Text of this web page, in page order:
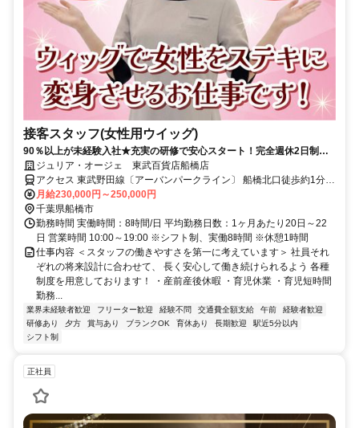
接客スタッフ(女性用ウイッグ)
90％以上が未経験入社★充実の研修で安心スタート！完全週休2日制！
残業ほぼなし！働きやすさ抜群の環境です
ジュリア・オージェ 東武百貨店船橋店
アクセス 東武野田線〔アーバンパークライン〕 船橋北口徒歩約1分、
ＪＲ総武本線 船橋北口徒歩約1分、京成本線 京成船橋東口徒歩約4分
月給230,000円～250,000円
千葉県船橋市
勤務時間 実働時間：8時間/日 平均勤務日数：1ヶ月あたり20日～22
日 営業時間 10:00～19:00 ※シフト制、実働8時間 ※休憩1時間
仕事内容 ＜スタッフの働きやすさを第一に考えています＞ 社員それ
ぞれの将来設計に合わせて、 長く安心して働き続けられるよう 各種
制度を用意しております！ ・産前産後休暇 ・育児休業 ・育児短時間
勤務...
業界未経験者歓迎 フリーター歓迎 経験不問 交通費全額支給 午前
経験者歓迎
研修あり
夕方 賞与あり ブランクOK 育休あり 長期歓迎
駅近5分以内
シフト制
正社員